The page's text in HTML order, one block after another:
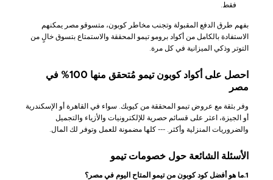
فقط.
بفهم طرق الدفع المقبولة وتجنب مخاطر كوبون، متسوقو مصر يمكنهم
الاستفادة بالكامل من أكواد برومو تيمو المحققة والاستمتاع بتسوق خالٍ من
التوتر وذكي الميزانية في كل مرة.
احصل على أكواد كوبون تيمو مُتحقق منها 100% في
مصر
وفر بثقة مع عروض تيمو المحققة من كيوبك. سواء في القاهرة أو الإسكندرية
أو الجيزة، اعثر على قسائم حصرية للإلكترونيات والأزياء والتجميل
والضروريات المنزلية وأكثر. --- كلها مضمونة للعمل وتوفر لك المال.
الأسئلة الشائعة حول خصومات تيمو
1.ما هو أفضل كود كوبون من تيمو المتاح اليوم في مصر؟